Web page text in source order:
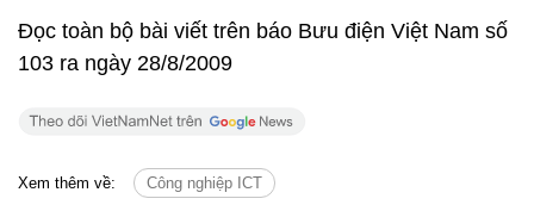
Đọc toàn bộ bài viết trên báo Bưu điện Việt Nam số
103 ra ngày 28/8/2009
Xem thêm về: Công nghiệp ICT